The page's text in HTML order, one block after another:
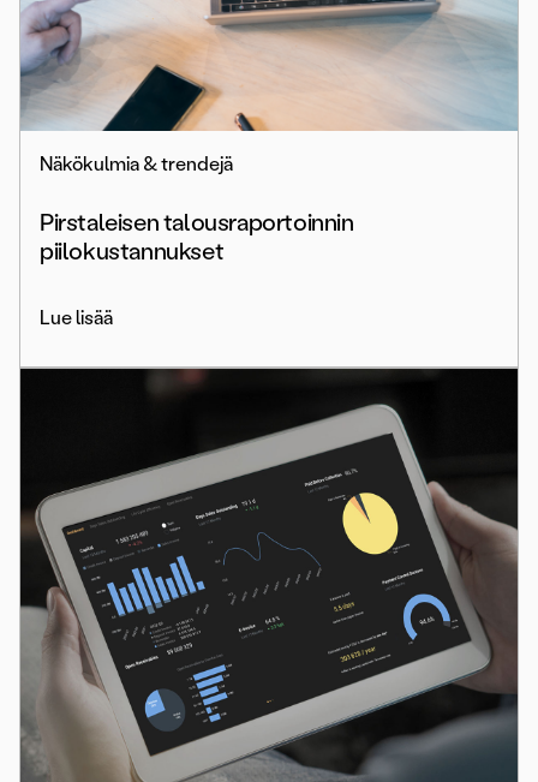
Näkökulmia & trendejä
Pirstaleisen talousraportoinnin
piilokustannukset
Lue lisää